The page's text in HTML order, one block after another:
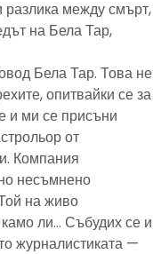
разлика между смърт,
на Бела Тар,
Бела Тар. Това не
опитвайки се за
и ми се присъни
от
Компания
несъмнено
на живо
ли… Събудих се и
журналистиката —